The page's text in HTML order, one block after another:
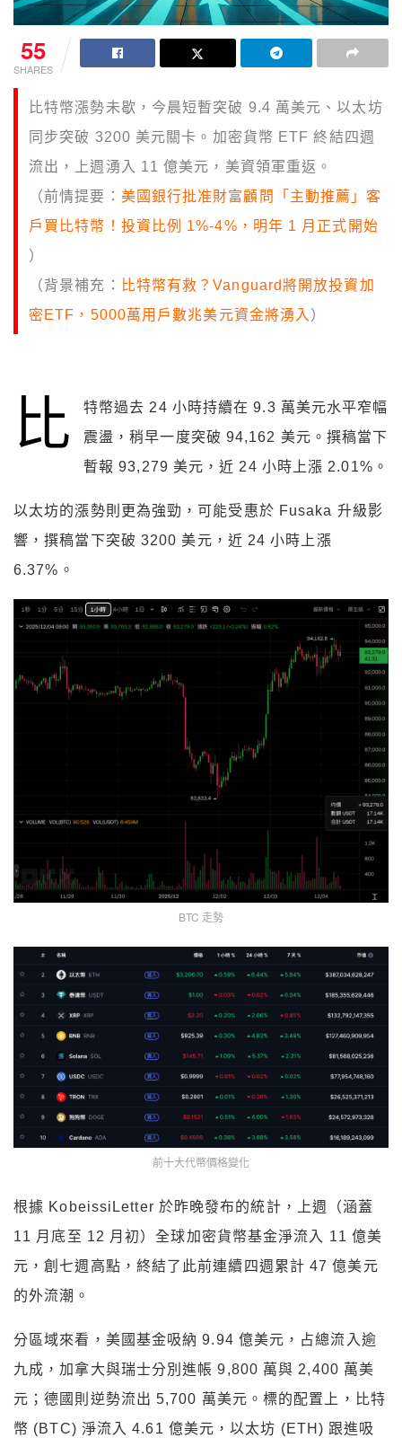
55
SHARES
比特幣漲勢未歇，今晨短暫突破 9.4 萬美元、以太坊
同步突破 3200 美元關卡。加密貨幣 ETF 終結四週
流出，上週湧入 11 億美元，美資領軍重返。
（前情提要： 美國銀行批准財富顧問「主動推薦」客
戶買比特幣！投資比例 1%-4%，明年 1 月正式開始
）
（背景補充：
比特幣有救？Vanguard將開放投資加
密ETF，5000萬用戶數兆美元資金將湧入 ）
比
特幣過去 24 小時持續在 9.3 萬美元水平窄幅
震盪，稍早一度突破 94,162 美元。撰稿當下
暫報 93,279 美元，近 24 小時上漲 2.01%。
以太坊的漲勢則更為強勁，可能受惠於 Fusaka 升級影
響，撰稿當下突破 3200 美元，近 24 小時上漲
6.37%。
BTC 走勢
前十大代幣價格變化
根據 KobeissiLetter 於昨晚發布的統計，上週（涵蓋
11 月底至 12 月初）全球加密貨幣基金淨流入 11 億美
元，創七週高點，終結了此前連續四週累計 47 億美元
的外流潮。
分區域來看，美國基金吸納 9.94 億美元，占總流入逾
九成，加拿大與瑞士分別進帳 9,800 萬與 2,400 萬美
元；德國則逆勢流出 5,700 萬美元。標的配置上，比特
幣 (BTC) 淨流入 4.61 億美元，以太坊 (ETH) 跟進吸